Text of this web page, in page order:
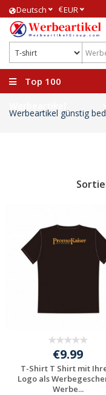
Deutsch €EUR
Top 100
Werbeartikel günstig
€9.99
T-Shirt T Shirt mit
Logo als
Werbe...